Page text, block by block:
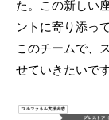
た。この新しい
ントに寄り添っ
このチームで、
せていきたいです